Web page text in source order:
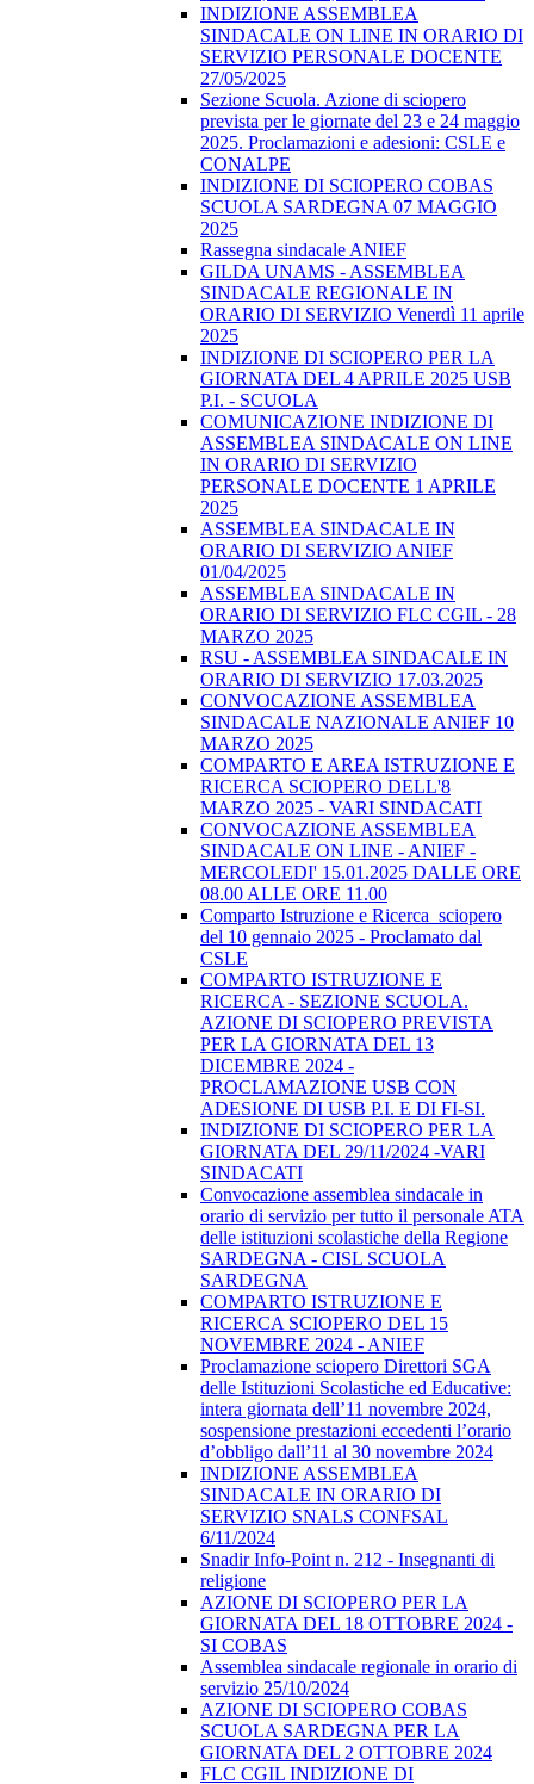
INDIZIONE ASSEMBLEA
SINDACALE ON LINE IN ORARIO DI
SERVIZIO PERSONALE DOCENTE
27/05/2025
Sezione Scuola. Azione di sciopero
prevista per le giornate del 23 e 24 maggio
2025. Proclamazioni e adesioni: CSLE e
CONALPE
INDIZIONE DI SCIOPERO COBAS
SCUOLA SARDEGNA 07 MAGGIO
2025
Rassegna sindacale ANIEF
GILDA UNAMS - ASSEMBLEA
SINDACALE REGIONALE IN
ORARIO DI SERVIZIO Venerdì 11 aprile
2025
INDIZIONE DI SCIOPERO PER LA
GIORNATA DEL 4 APRILE 2025 USB
P.I. - SCUOLA
COMUNICAZIONE INDIZIONE DI
ASSEMBLEA SINDACALE ON LINE
IN ORARIO DI SERVIZIO
PERSONALE DOCENTE 1 APRILE
2025
ASSEMBLEA SINDACALE IN
ORARIO DI SERVIZIO ANIEF
01/04/2025
ASSEMBLEA SINDACALE IN
ORARIO DI SERVIZIO FLC CGIL - 28
MARZO 2025
RSU - ASSEMBLEA SINDACALE IN
ORARIO DI SERVIZIO 17.03.2025
CONVOCAZIONE ASSEMBLEA
SINDACALE NAZIONALE ANIEF 10
MARZO 2025
COMPARTO E AREA ISTRUZIONE E
RICERCA SCIOPERO DELL'8
MARZO 2025 - VARI SINDACATI
CONVOCAZIONE ASSEMBLEA
SINDACALE ON LINE - ANIEF -
MERCOLEDI' 15.01.2025 DALLE ORE
08.00 ALLE ORE 11.00
Comparto Istruzione e Ricerca_sciopero
del 10 gennaio 2025 - Proclamato dal
CSLE
COMPARTO ISTRUZIONE E
RICERCA - SEZIONE SCUOLA.
AZIONE DI SCIOPERO PREVISTA
PER LA GIORNATA DEL 13
DICEMBRE 2024 -
PROCLAMAZIONE USB CON
ADESIONE DI USB P.I. E DI FI-SI.
INDIZIONE DI SCIOPERO PER LA
GIORNATA DEL 29/11/2024 -VARI
SINDACATI
Convocazione assemblea sindacale in
orario di servizio per tutto il personale ATA
delle istituzioni scolastiche della Regione
SARDEGNA - CISL SCUOLA
SARDEGNA
COMPARTO ISTRUZIONE E
RICERCA SCIOPERO DEL 15
NOVEMBRE 2024 - ANIEF
Proclamazione sciopero Direttori SGA
delle Istituzioni Scolastiche ed Educative:
intera giornata dell’11 novembre 2024,
sospensione prestazioni eccedenti l’orario
d’obbligo dall’11 al 30 novembre 2024
INDIZIONE ASSEMBLEA
SINDACALE IN ORARIO DI
SERVIZIO SNALS CONFSAL
6/11/2024
Snadir Info-Point n. 212 - Insegnanti di
religione
AZIONE DI SCIOPERO PER LA
GIORNATA DEL 18 OTTOBRE 2024 -
SI COBAS
Assemblea sindacale regionale in orario di
servizio 25/10/2024
AZIONE DI SCIOPERO COBAS
SCUOLA SARDEGNA PER LA
GIORNATA DEL 2 OTTOBRE 2024
FLC CGIL INDIZIONE DI